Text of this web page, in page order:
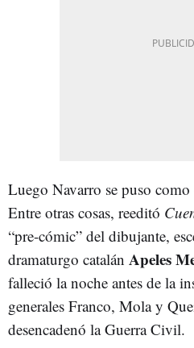
Luego Navarro se puso
Entre otras cosas, reeditó
“pre-cómic” del dibujante,
dramaturgo catalán Apeles
falleció la noche antes de la
generales Franco, Mola y
desencadenó la Guerra Civil.